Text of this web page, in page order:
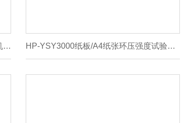
HP-YSY3000造纸厂纸张环压强度试验机厂家 HP-YSY3000纸板/A4纸张环压强度试验机找济南恒品